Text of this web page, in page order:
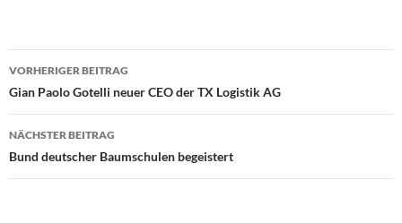
Beitragsnavigation
VORHERIGER BEITRAG
Gian Paolo Gotelli neuer CEO der TX Logistik AG
NÄCHSTER BEITRAG
Bund deutscher Baumschulen begeistert